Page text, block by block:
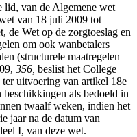
van de Algemene wet
van 18 juli 2009 tot
de Wet op de zorgtoeslag en
om ook wanbetalers
(structurele maatregelen
356, beslist het College
uitvoering van artikel 18e
als bedoeld in
twaalf weken, indien het
jaar na de datum van
I, van deze wet.